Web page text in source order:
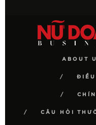
ABOUT
ĐIỀU
CÂU HỎI